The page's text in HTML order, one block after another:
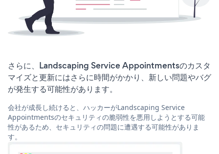
さらに、Landscaping Service Appointmentsのカスタ
マイズと更新にはさらに時間がかかり、新しい問題やバグ
が発生する可能性があります。
会社が成長し続けると、ハッカーがLandscaping Service
Appointmentsのセキュリティの脆弱性を悪用しようとする可能
性があるため、セキュリティの問題に遭遇する可能性がありま
す。